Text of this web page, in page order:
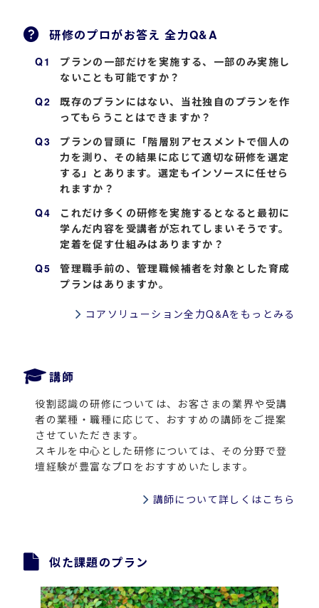
研修のプロがお答え 全力Q&A
プランの一部だけを実施する、一部のみ実施し
ないことも可能ですか？
既存のプランにはない、当社独自のプランを作
ってもらうことはできますか？
プランの冒頭に「階層別アセスメントで個人の
力を測り、その結果に応じて適切な研修を選定
する」とあります。選定もインソースに任せら
れますか？
これだけ多くの研修を実施するとなると最初に
学んだ内容を受講者が忘れてしまいそうです。
定着を促す仕組みはありますか？
管理職手前の、管理職候補者を対象とした育成
プランはありますか。
コアソリューション全力Q&Aをもっとみる
講師
役割認識の研修については、お客さまの業界や受講
者の業種・職種に応じて、おすすめの講師をご提案
させていただきます。
スキルを中心とした研修については、その分野で登
壇経験が豊富なプロをおすすめいたします。
講師について詳しくはこちら
似た課題のプラン